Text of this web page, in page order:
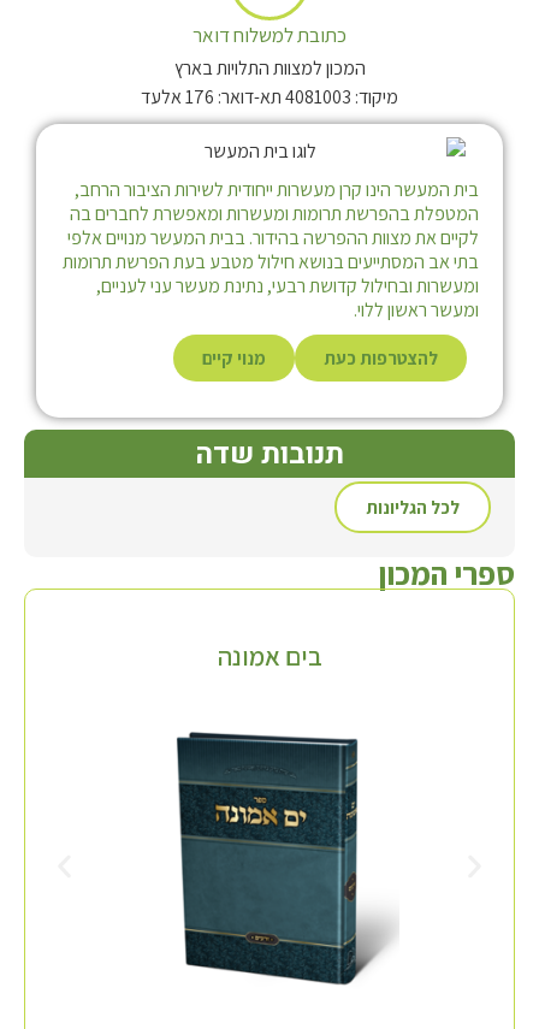
כתובת למשלוח דואר
המכון למצוות התלויות בארץ
מיקוד: 4081003 תא-דואר: 176 אלעד
בית המעשר הינו קרן מעשרות ייחודית לשירות הציבור הרחב,
המטפלת בהפרשת תרומות ומעשרות ומאפשרת לחברים בה
לקיים את מצוות ההפרשה בהידור. בבית המעשר מנויים אלפי
בתי אב המסתייעים בנושא חילול מטבע בעת הפרשת תרומות
ומעשרות ובחילול קדושת רבעי, נתינת מעשר עני לעניים,
ומעשר ראשון ללוי.
להצטרפות כעת מנוי קיים
תנובות שדה
לכל הגליונות
ספרי המכון
בים אמונה